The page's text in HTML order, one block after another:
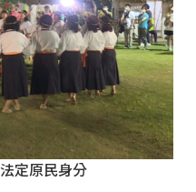
定原民身分